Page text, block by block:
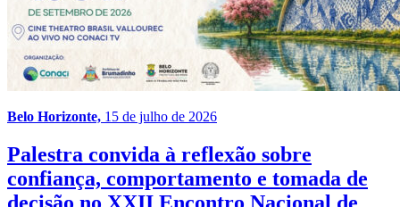
Belo Horizonte, 15 de julho de 2026
Palestra convida à reflexão sobre
confiança, comportamento e tomada de